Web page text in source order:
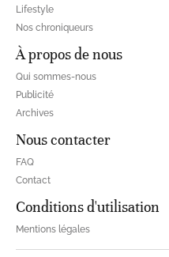
Lifestyle
Nos chroniqueurs
À propos de nous
Qui sommes-nous
Publicité
Archives
Nous contacter
FAQ
Contact
Conditions d'utilisation
Mentions légales